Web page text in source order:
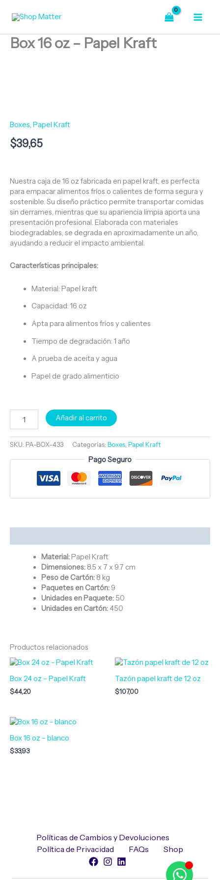
Box 16 oz – Papel Kraft
Boxes, Papel Kraft
$39,65
Nuestra caja de 16 oz fabricada en papel kraft, es perfecta
para empacar alimentos fríos o calientes de forma segura y
sostenible. Su diseño práctico permite transportar comidas
sin derrames, mientras que su apariencia limpia aporta una
presentación profesional. Elaborada con materiales
biodegradables, se degrada en aproximadamente un año,
ayudando a reducir el impacto ambiental.
Características principales:
Material: Papel kraft
Capacidad: 16 oz
Apta para alimentos fríos y calientes
Tiempo de degradación: 1 año
A prueba de aceita y agua
Papel de grado alimenticio
cantidad
Añadir al carrito
SKU: PA-BOX-433 Categorías: Boxes, Papel Kraft
Pago Seguro
Material:Papel Kraft
Dimensiones:8.5 x 7 x 9.7 cm
Peso de Cartón:8 kg
Paquetes en Cartón:9
Unidades en Paquete:50
Unidades en Cartón:450
Productos relacionados
Box 24 oz – Papel Kraft
$44,20
Tazón papel kraft de 12 oz
$107,00
Box 16 oz – blanco
$33,93
Políticas de Cambios y Devoluciones
Política de Privacidad
FAQs Shop
Papel
Kraft
cantidad